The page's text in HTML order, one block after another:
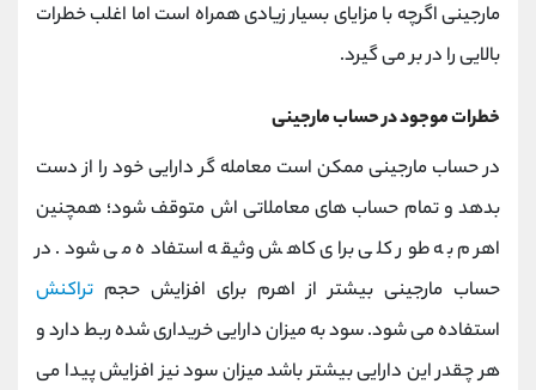
مارجینی اگرچه با مزایای بسیار زیادی همراه است اما اغلب خطرات
بالایی را در بر می گیرد.
خطرات موجود در حساب مارجینی
در حساب مارجینی ممکن است معامله گر دارایی خود را از دست
بدهد و تمام حساب های معاملاتی اش متوقف شود؛ همچنین
اهرم به طور کلی برای کاهش وثیقه استفاده می شود. در
حساب مارجینی بیشتر از اهرم برای افزایش حجم تراکنش
استفاده می شود. سود به میزان دارایی خریداری شده ربط دارد و
هر چقدر این دارایی بیشتر باشد میزان سود نیز افزایش پیدا می